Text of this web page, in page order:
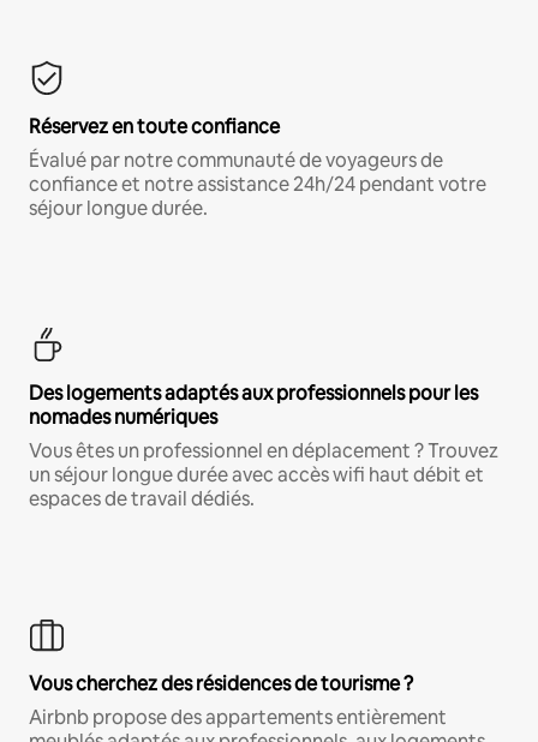
Réservez en toute confiance
Évalué par notre communauté de voyageurs de
confiance et notre assistance 24h/24 pendant votre
séjour longue durée.
Des logements adaptés aux professionnels pour les
nomades numériques
Vous êtes un professionnel en déplacement ? Trouvez
un séjour longue durée avec accès wifi haut débit et
espaces de travail dédiés.
Vous cherchez des résidences de tourisme ?
Airbnb propose des appartements entièrement